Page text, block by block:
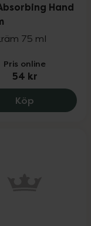
Hand Cream,
Hand
75 ml
Pris online
54 kr
Köp